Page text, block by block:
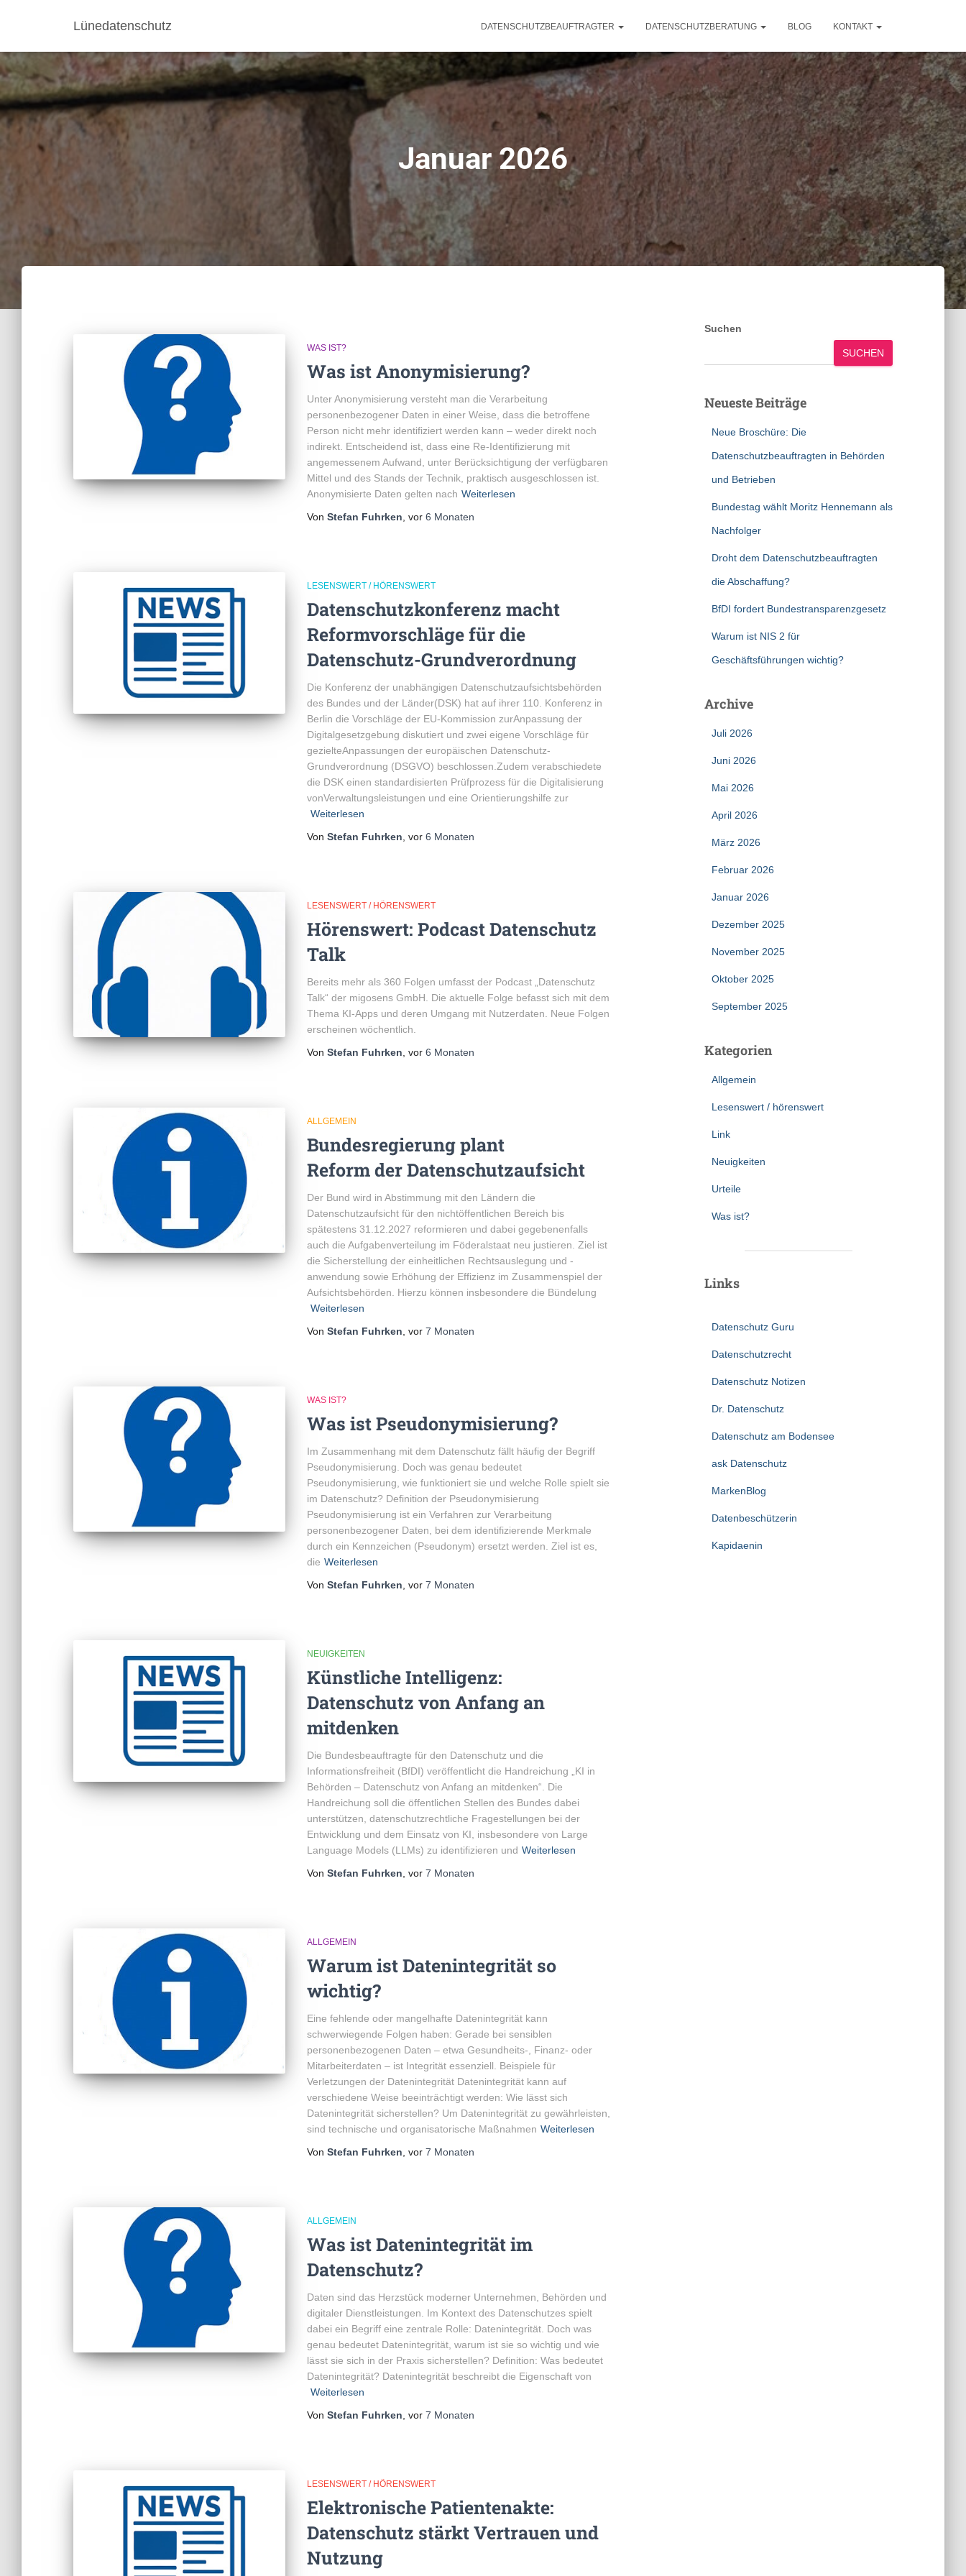
Lünedatenschutz DATENSCHUTZBEAUFTRAGTER DATENSCHUTZBERATUNG BLOG KONTAKT
Januar 2026
WAS IST?
Was ist Anonymisierung?
Unter Anonymisierung versteht man die Verarbeitung
personenbezogener Daten in einer Weise, dass die betroffene
Person nicht mehr identifiziert werden kann – weder direkt noch
indirekt. Entscheidend ist, dass eine Re-Identifizierung mit
angemessenem Aufwand, unter Berücksichtigung der verfügbaren
Mittel und des Stands der Technik, praktisch ausgeschlossen ist.
Anonymisierte Daten gelten nach Weiterlesen
Von Stefan Fuhrken , vor 6 Monaten
LESENSWERT / HÖRENSWERT
Datenschutzkonferenz macht
Reformvorschläge für die
Datenschutz-Grundverordnung
Die Konferenz der unabhängigen Datenschutzaufsichtsbehörden
des Bundes und der Länder(DSK) hat auf ihrer 110. Konferenz in
Berlin die Vorschläge der EU-Kommission zurAnpassung der
Digitalgesetzgebung diskutiert und zwei eigene Vorschläge für
gezielteAnpassungen der europäischen Datenschutz-
Grundverordnung (DSGVO) beschlossen.Zudem verabschiedete
die DSK einen standardisierten Prüfprozess für die Digitalisierung
vonVerwaltungsleistungen und eine Orientierungshilfe zur
Weiterlesen
Von Stefan Fuhrken , vor 6 Monaten
LESENSWERT / HÖRENSWERT
Hörenswert: Podcast Datenschutz
Talk
Bereits mehr als 360 Folgen umfasst der Podcast „Datenschutz
Talk“ der migosens GmbH. Die aktuelle Folge befasst sich mit dem
Thema KI-Apps und deren Umgang mit Nutzerdaten. Neue Folgen
erscheinen wöchentlich.
Von Stefan Fuhrken , vor 6 Monaten
ALLGEMEIN
Bundesregierung plant
Reform der Datenschutzaufsicht
Der Bund wird in Abstimmung mit den Ländern die
Datenschutzaufsicht für den nichtöffentlichen Bereich bis
spätestens 31.12.2027 reformieren und dabei gegebenenfalls
auch die Aufgabenverteilung im Föderalstaat neu justieren. Ziel ist
die Sicherstellung der einheitlichen Rechtsauslegung und -
anwendung sowie Erhöhung der Effizienz im Zusammenspiel der
Aufsichtsbehörden. Hierzu können insbesondere die Bündelung
Weiterlesen
Von Stefan Fuhrken , vor 7 Monaten
WAS IST?
Was ist Pseudonymisierung?
Im Zusammenhang mit dem Datenschutz fällt häufig der Begriff
Pseudonymisierung. Doch was genau bedeutet
Pseudonymisierung, wie funktioniert sie und welche Rolle spielt sie
im Datenschutz? Definition der Pseudonymisierung
Pseudonymisierung ist ein Verfahren zur Verarbeitung
personenbezogener Daten, bei dem identifizierende Merkmale
durch ein Kennzeichen (Pseudonym) ersetzt werden. Ziel ist es,
die Weiterlesen
Von Stefan Fuhrken , vor 7 Monaten
NEUIGKEITEN
Künstliche Intelligenz:
Datenschutz von Anfang an
mitdenken
Die Bundesbeauftragte für den Datenschutz und die
Informationsfreiheit (BfDI) veröffentlicht die Handreichung „KI in
Behörden – Datenschutz von Anfang an mitdenken“. Die
Handreichung soll die öffentlichen Stellen des Bundes dabei
unterstützen, datenschutzrechtliche Fragestellungen bei der
Entwicklung und dem Einsatz von KI, insbesondere von Large
Language Models (LLMs) zu identifizieren und Weiterlesen
Von Stefan Fuhrken , vor 7 Monaten
ALLGEMEIN
Warum ist Datenintegrität so
wichtig?
Eine fehlende oder mangelhafte Datenintegrität kann
schwerwiegende Folgen haben: Gerade bei sensiblen
personenbezogenen Daten – etwa Gesundheits-, Finanz- oder
Mitarbeiterdaten – ist Integrität essenziell. Beispiele für
Verletzungen der Datenintegrität Datenintegrität kann auf
verschiedene Weise beeinträchtigt werden: Wie lässt sich
Datenintegrität sicherstellen? Um Datenintegrität zu gewährleisten,
sind technische und organisatorische Maßnahmen Weiterlesen
Von Stefan Fuhrken , vor 7 Monaten
ALLGEMEIN
Was ist Datenintegrität im
Datenschutz?
Daten sind das Herzstück moderner Unternehmen, Behörden und
digitaler Dienstleistungen. Im Kontext des Datenschutzes spielt
dabei ein Begriff eine zentrale Rolle: Datenintegrität. Doch was
genau bedeutet Datenintegrität, warum ist sie so wichtig und wie
lässt sie sich in der Praxis sicherstellen? Definition: Was bedeutet
Datenintegrität? Datenintegrität beschreibt die Eigenschaft von
Weiterlesen
Von Stefan Fuhrken , vor 7 Monaten
LESENSWERT / HÖRENSWERT
Elektronische Patientenakte:
Datenschutz stärkt Vertrauen und
Nutzung
Suchen
SUCHEN
Neueste Beiträge
Neue Broschüre: Die
Datenschutzbeauftragten in Behörden
und Betrieben
Bundestag wählt Moritz Hennemann als
Nachfolger
Droht dem Datenschutzbeauftragten
die Abschaffung?
BfDI fordert Bundestransparenzgesetz
Warum ist NIS 2 für
Geschäftsführungen wichtig?
Archive
Juli 2026
Juni 2026
Mai 2026
April 2026
März 2026
Februar 2026
Januar 2026
Dezember 2025
November 2025
Oktober 2025
September 2025
Kategorien
Allgemein
Lesenswert / hörenswert
Link
Neuigkeiten
Urteile
Was ist?
Links
Datenschutz Guru
Datenschutzrecht
Datenschutz Notizen
Dr. Datenschutz
Datenschutz am Bodensee
ask Datenschutz
MarkenBlog
Datenbeschützerin
Kapidaenin